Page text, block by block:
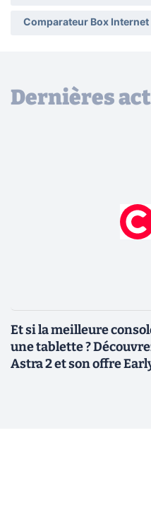
Comparateur Box Internet
Dernières
Et si la meilleure
une tablette ?
Astra 2 et son offre